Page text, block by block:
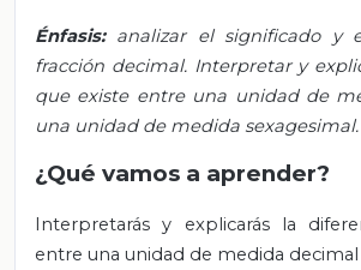
Énfasis: analizar el significado y
fracción decimal. Interpretar y
que existe entre una unidad de
una unidad de medida sexagesimal.
¿Qué vamos a aprender?
Interpretarás y explicarás la
entre una unidad de medida